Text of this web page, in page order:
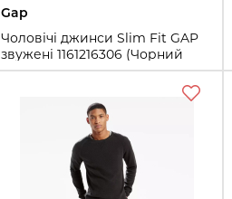
Gap
Чоловічі джинси Slim Fit GAP
звужені 1161216306 (Чорний
38W 30L)
Купить